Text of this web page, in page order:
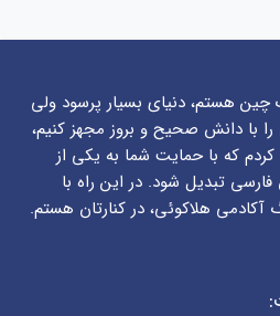
چین هستم، دنیای بسیار پرسود ولی
با دانش صحیح و بروز مجهز کنیم،
کردم که با حمایت شما به یکی از
فارسی تبدیل شود. در این راه با
هلاکوئی، در کنارتان هستم.